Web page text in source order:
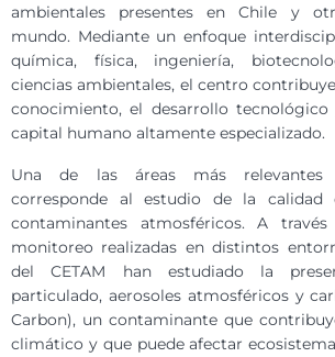
ambientales presentes en Chile y
mundo. Mediante un enfoque
química, física, ingeniería,
ciencias ambientales, el centro
conocimiento, el desarrollo
capital humano altamente especializado.
Una de las áreas más relevantes
corresponde al estudio de la
contaminantes atmosféricos. A
monitoreo realizadas en distintos
del CETAM han estudiado la
particulado, aerosoles atmosféricos y
Carbon), un contaminante que
climático y que puede afectar